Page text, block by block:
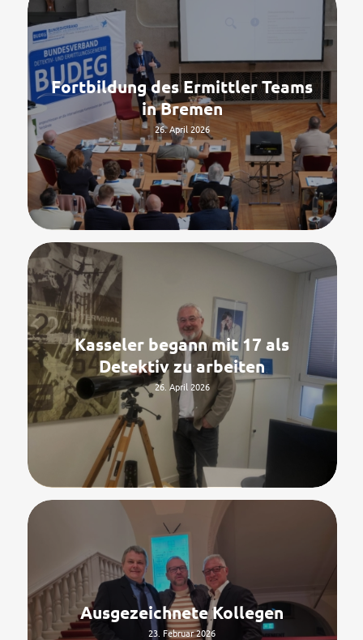
Fortbildung des Ermittler Teams
in Bremen
26. April 2026
Kasseler begann mit 17 als
Detektiv zu arbeiten
26. April 2026
Ausgezeichnete Kollegen
23. Februar 2026